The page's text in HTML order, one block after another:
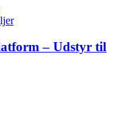
– Udstyr til